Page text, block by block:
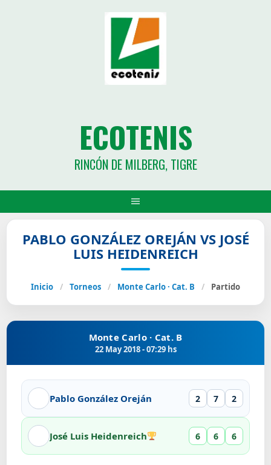
ECOTENIS
RINCÓN DE MILBERG, TIGRE
PABLO GONZÁLEZ OREJÁN VS JOSÉ
LUIS HEIDENREICH
Inicio / Torneos / Monte Carlo · Cat. B / Partido
Monte Carlo · Cat. B
22 May 2018 - 07:29 hs
Pablo González Oreján 2 7 2
José Luis Heidenreich 6 6 6